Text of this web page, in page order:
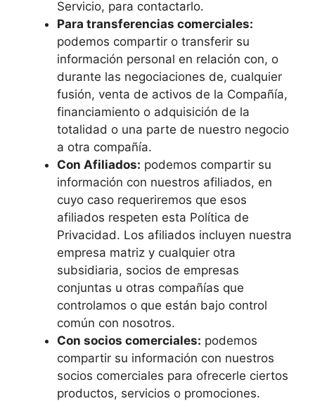
Servicio, para contactarlo.
Para transferencias comerciales:
podemos compartir o transferir su
información personal en relación con, o
durante las negociaciones de, cualquier
fusión, venta de activos de la Compañía,
financiamiento o adquisición de la
totalidad o una parte de nuestro negocio
a otra compañía.
Con Afiliados: podemos compartir su
información con nuestros afiliados, en
cuyo caso requeriremos que esos
afiliados respeten esta Política de
Privacidad. Los afiliados incluyen nuestra
empresa matriz y cualquier otra
subsidiaria, socios de empresas
conjuntas u otras compañías que
controlamos o que están bajo control
común con nosotros.
Con socios comerciales: podemos
compartir su información con nuestros
socios comerciales para ofrecerle ciertos
productos, servicios o promociones.